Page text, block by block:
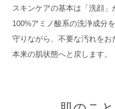
スキンケアの基本は「洗顔」
100%アミノ酸系の洗浄成分
守りながら、不要な汚れを
本来の肌状態へと戻します。